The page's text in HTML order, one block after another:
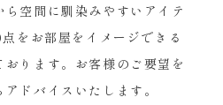
空間に馴染みやすいアイテ
をお部屋をイメージできる
おります。お客様のご要望を
ドバイスいたします。